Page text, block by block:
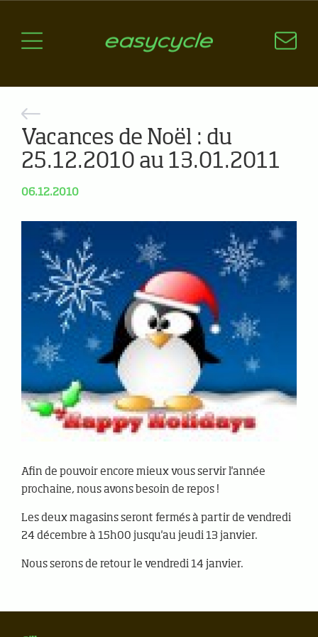
Aspects techniques
Questions / Réponses
A jour
News
Vacances de Noël : du
25.12.2010 au 13.01.2011
06.12.2010
Afin de pouvoir encore mieux vous servir l'année
prochaine, nous avons besoin de repos !
Les deux magasins seront fermés à partir de vendredi
24 décembre à 15h00 jusqu'au jeudi 13 janvier.
Nous serons de retour le vendredi 14 janvier.